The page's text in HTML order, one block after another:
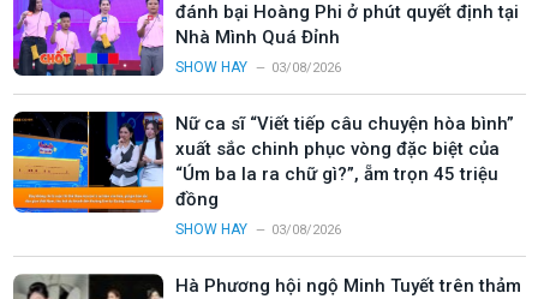
đánh bại Hoàng Phi ở phút quyết định tại
Nhà Mình Quá Đỉnh
SHOW HAY 03/08/2026
Nữ ca sĩ “Viết tiếp câu chuyện hòa bình”
xuất sắc chinh phục vòng đặc biệt của
“Úm ba la ra chữ gì?”, ẵm trọn 45 triệu
đồng
SHOW HAY 03/08/2026
Hà Phương hội ngộ Minh Tuyết trên thảm